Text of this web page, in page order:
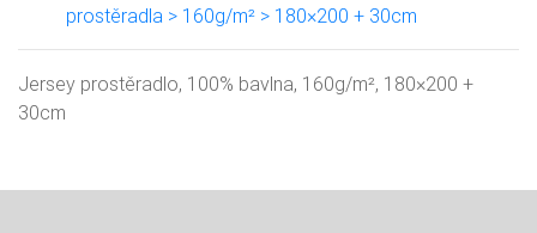
prostěradla > 160g/m² > 180×200 + 30cm
Jersey prostěradlo, 100% bavlna, 160g/m², 180×200 +
30cm